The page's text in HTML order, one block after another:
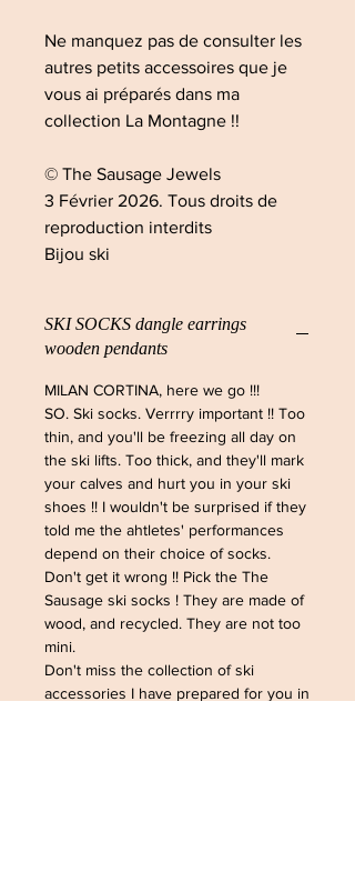
Ne manquez pas de consulter les
autres petits accessoires que je
vous ai préparés dans ma
collection La Montagne !!
© The Sausage Jewels
3 Février 2026. Tous droits de
reproduction interdits
Bijou ski
SKI SOCKS dangle earrings
wooden pendants
MILAN CORTINA, here we go !!!
SO. Ski socks. Verrrry important !! Too
thin, and you'll be freezing all day on
the ski lifts. Too thick, and they'll mark
your calves and hurt you in your ski
shoes !! I wouldn't be surprised if they
told me the ahtletes' performances
depend on their choice of socks.
Don't get it wrong !! Pick the The
Sausage ski socks ! They are made of
wood, and recycled. They are not too
mini.
Don't miss the collection of ski
accessories I have prepared for you in